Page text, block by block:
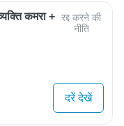
कमरा + रद्द करने की
नीति
दरें देखें